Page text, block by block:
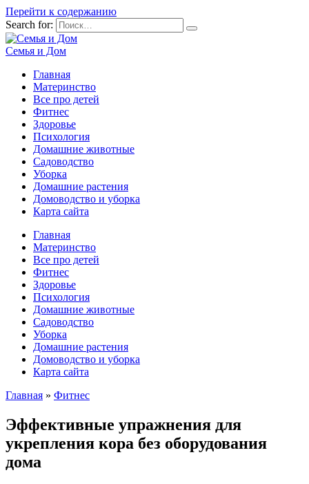
Перейти к содержанию
Search for:
Семья и Дом
Главная
Материнство
Все про детей
Фитнес
Здоровье
Психология
Домашние животные
Садоводство
Уборка
Домашние растения
Домоводство и уборка
Карта сайта
Главная
Материнство
Все про детей
Фитнес
Здоровье
Психология
Домашние животные
Садоводство
Уборка
Домашние растения
Домоводство и уборка
Карта сайта
Главная » Фитнес
Эффективные упражнения для
укрепления кора без оборудования
дома